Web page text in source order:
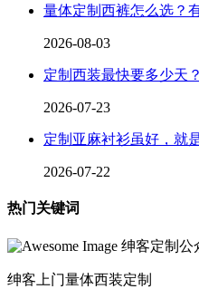
量体定制西裤怎么选？
2026-08-03
定制西装最快要多少天
2026-07-23
定制亚麻衬衫虽好，就
2026-07-22
热门关键词
绅客定制公
绅客上门量体西装定制